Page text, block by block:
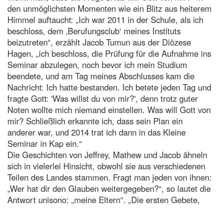
den unmöglichsten Momenten wie ein Blitz aus heiterem
Himmel auftaucht: „Ich war 2011 in der Schule, als ich
beschloss, dem ‚Berufungsclub‘ meines Instituts
beizutreten“, erzählt Jacob Tumun aus der Diözese
Hagen, „ich beschloss, die Prüfung für die Aufnahme ins
Seminar abzulegen, noch bevor ich mein Studium
beendete, und am Tag meines Abschlusses kam die
Nachricht: Ich hatte bestanden. Ich betete jeden Tag und
fragte Gott: 'Was willst du von mir?', denn trotz guter
Noten wollte mich niemand einstellen. Was will Gott von
mir? Schließlich erkannte ich, dass sein Plan ein
anderer war, und 2014 trat ich dann in das Kleine
Seminar in Kap ein.“
Die Geschichten von Jeffrey, Mathew und Jacob ähneln
sich in vielerlei Hinsicht, obwohl sie aus verschiedenen
Teilen des Landes stammen. Fragt man jeden von ihnen:
„Wer hat dir den Glauben weitergegeben?“, so lautet die
Antwort unisono: „meine Eltern“. „Die ersten Gebete,